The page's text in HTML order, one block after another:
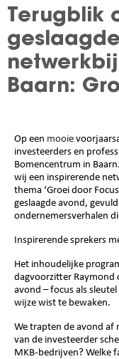
Terugblik
geslaagde
Baarn:
Op een mooie
investeerders en
Bomencentrum in
wij een inspirerende
thema ‘Groei door
geslaagde avond,
ondernemersverhalen
Inspirerende sprekers
Het inhoudelijke
dagvoorzitter Raymond
avond – focus als
wijze wist te bewaken.
We trapten de avond af
van de investeerder
MKB-bedrijven? Welke